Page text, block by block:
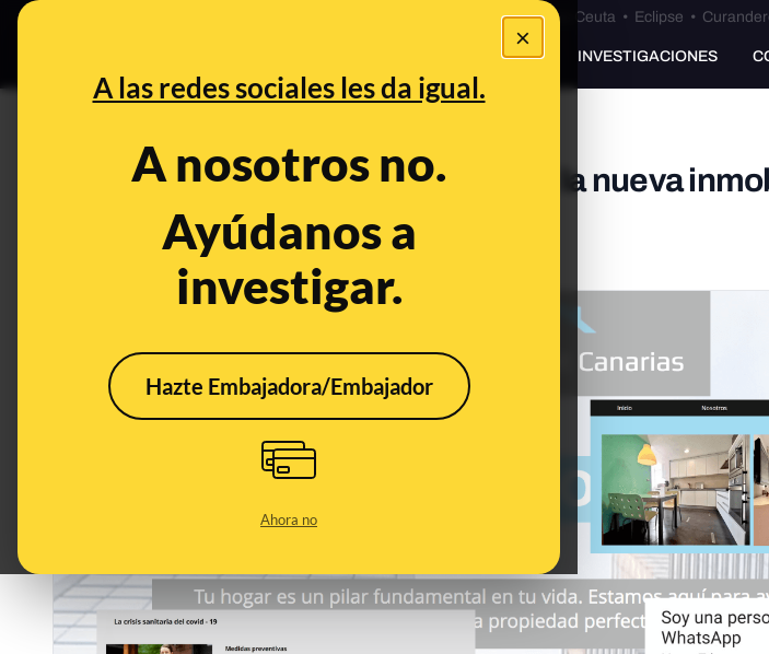
×
A las redes sociales les da igual.
A nosotros no.
Ayúdanos a
investigar.
Hazte Embajadora/Embajador
Ahora no
Especial Ceuta•Bulos Ceuta • Eclipse •
PREBUNKING INVESTIGACIONES
Cuidado con Temporent Canarias: la nueva
busca hacerse con tu dinero